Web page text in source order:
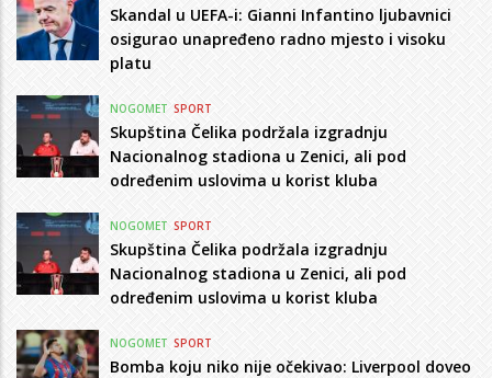
Skandal u UEFA-i: Gianni Infantino ljubavnici
osigurao unapređeno radno mjesto i visoku
platu
NOGOMET SPORT
Skupština Čelika podržala izgradnju
Nacionalnog stadiona u Zenici, ali pod
određenim uslovima u korist kluba
NOGOMET SPORT
Skupština Čelika podržala izgradnju
Nacionalnog stadiona u Zenici, ali pod
određenim uslovima u korist kluba
NOGOMET SPORT
Bomba koju niko nije očekivao: Liverpool doveo